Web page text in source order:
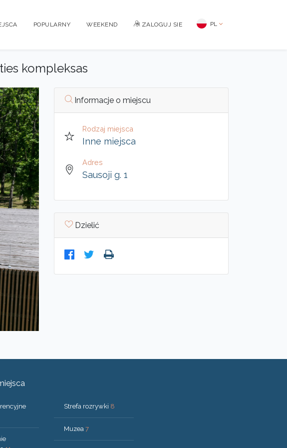
POPULARNY WEEKEND ZALOGUJ SIE PL
kompleksas
Informacje o miejscu
Rodzaj miejsca
Inne miejsca
Adres
Sausoji g. 1
Dzielić
Strefa rozrywki 8
Muzea 7